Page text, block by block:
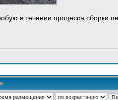
в течении процесса сборки